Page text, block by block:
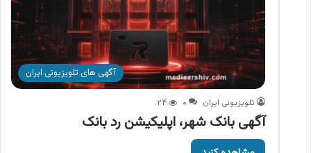
آگهی های تلویزیونی ایران
تلویزیونی ایران ۰ ۲۴
آگهی بانک شهر، اپلیکیشن رد بانک